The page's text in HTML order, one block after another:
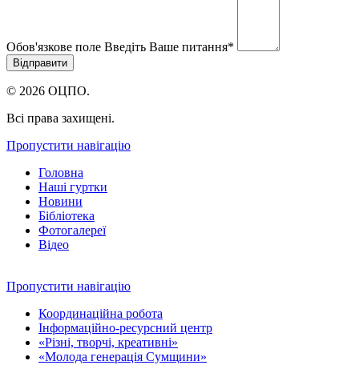
Обов'язкове поле Введіть Ваше питання*
© 2026 ОЦПО.
Всі права захищені.
Пропустити навігацію
Головна
Наші гуртки
Новини
Бібліотека
Фотогалереї
Відео
Пропустити навігацію
Координаційна робота
Інформаційно-ресурсний центр
«Різні, творчі, креативні»
«Молода генерація Сумщини»